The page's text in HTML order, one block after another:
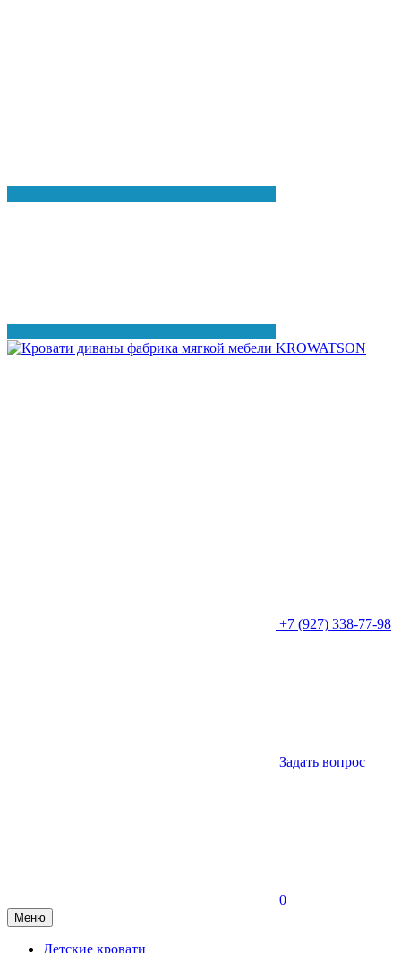
+7 (927) 338-77-98
Задать вопрос
0
Меню
Детские кровати